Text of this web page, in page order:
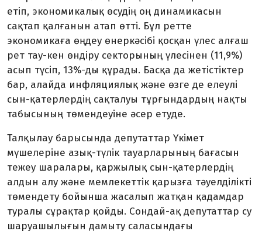
етіп, экономикалық өсудің оң динамикасын
сақтап қалғанын атап өтті. Бұл ретте
экономикаға өңдеу өнеркәсібі қосқан үлес алғаш
рет тау-кен өндіру секторының үлесінен (11,9%)
асып түсіп, 13%-ды құрады. Басқа да жетістіктер
бар, алайда инфляциялық және өзге де елеулі
сын-қатерлердің сақталуы тұрғындардың нақты
табысының төмендеуіне әсер етуде.
Талқылау барысында депутаттар Үкімет
мүшелеріне азық-түлік тауарларының бағасын
тежеу шаралары, қаржылық сын-қатерлердің
алдын алу және мемлекеттік қарызға тәуелділікті
төмендету бойынша жасалып жатқан қадамдар
туралы сұрақтар қойды. Сондай-ақ депутаттар су
шаруашылығын дамыту саласындағы